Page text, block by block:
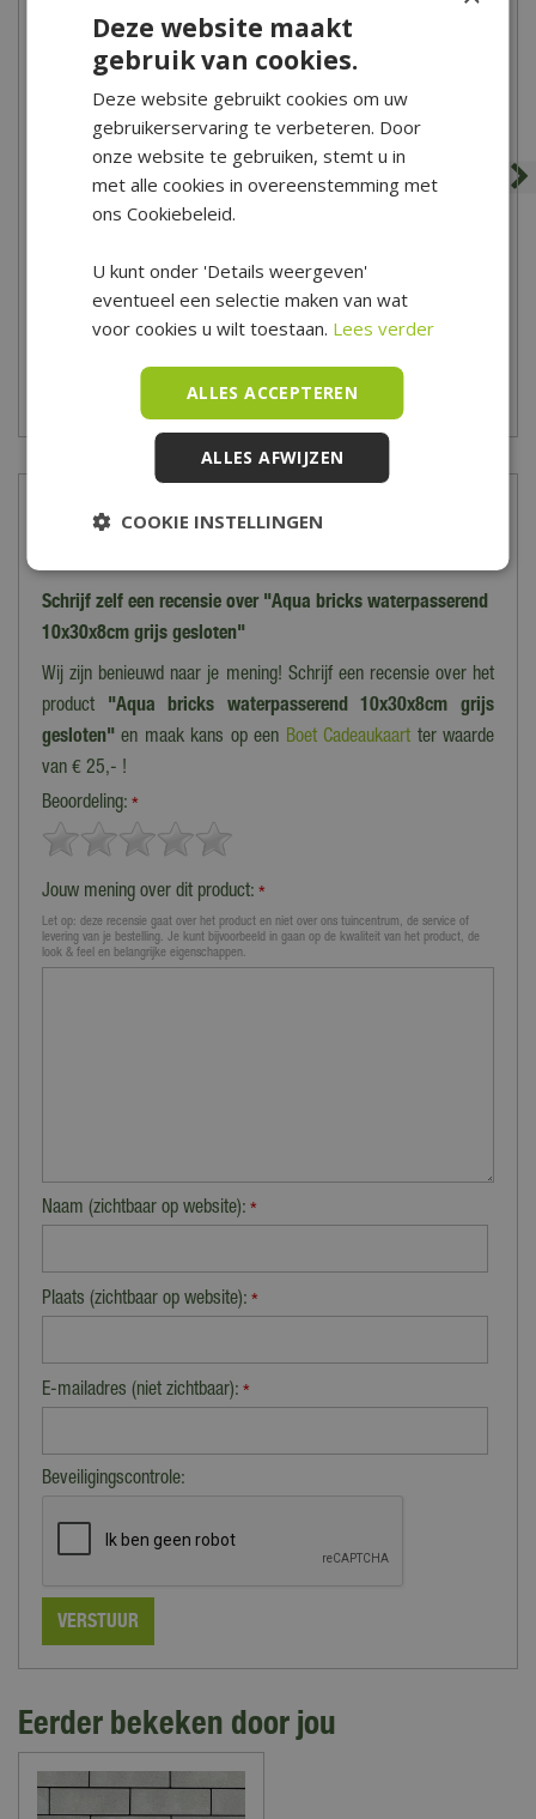
29,95
Grezzo 30x60
33,95
Recensies
Schrijf zelf een recensie over "Aqua bricks waterpasserend
10x30x8cm grijs gesloten"
Wij zijn benieuwd naar je mening! Schrijf een recensie over het
product "Aqua bricks waterpasserend 10x30x8cm grijs
gesloten" en maak kans op een Boet Cadeaukaart ter waarde
van € 25,- !
Beoordeling: *
Jouw mening over dit product: *
Let op: deze recensie gaat over het product en niet over ons tuincentrum, de service of
levering van je bestelling. Je kunt bijvoorbeeld in gaan op de kwaliteit van het product, de
look & feel en belangrijke eigenschappen.
Naam (zichtbaar op website): *
Plaats (zichtbaar op website): *
E-mailadres (niet zichtbaar): *
Beveiligingscontrole:
Eerder bekeken door jou
Deze website maakt
gebruik van cookies.
Deze website gebruikt cookies om uw
gebruikerservaring te verbeteren. Door
onze website te gebruiken, stemt u in
met alle cookies in overeenstemming met
ons Cookiebeleid.
U kunt onder 'Details weergeven'
eventueel een selectie maken van wat
voor cookies u wilt toestaan. Lees verder
ALLES ACCEPTEREN
ALLES AFWIJZEN
COOKIE INSTELLINGEN